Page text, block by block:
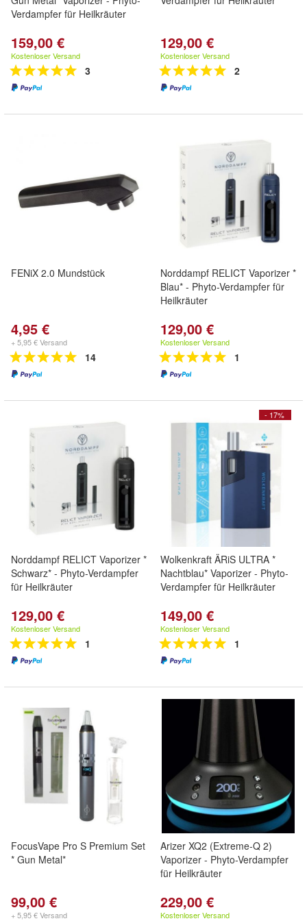
Verdampfer für Heilkräuter
159,00 €
Kostenloser Versand
3
129,00 €
Kostenloser Versand
2
FENiX 2.0 Mundstück
4,95 €
+ 5,95 € Versand
14
Norddampf RELICT Vaporizer *
Blau* - Phyto-Verdampfer für
Heilkräuter
129,00 €
Kostenloser Versand
1
Norddampf RELICT Vaporizer *
Schwarz* - Phyto-Verdampfer
für Heilkräuter
129,00 €
Kostenloser Versand
1
- 17%
Wolkenkraft ÄRiS ULTRA *
Nachtblau* Vaporizer - Phyto-
Verdampfer für Heilkräuter
149,00 €
Kostenloser Versand
1
FocusVape Pro S Premium Set
* Gun Metal*
99,00 €
+ 5,95 € Versand
Arizer XQ2 (Extreme-Q 2)
Vaporizer - Phyto-Verdampfer
für Heilkräuter
229,00 €
Kostenloser Versand